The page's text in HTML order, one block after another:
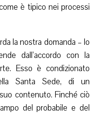
è tipico nei processi
la nostra domanda – lo
dall’accordo con la
Esso è condizionato
Santa Sede, di un
contenuto. Finché ciò
del probabile e del